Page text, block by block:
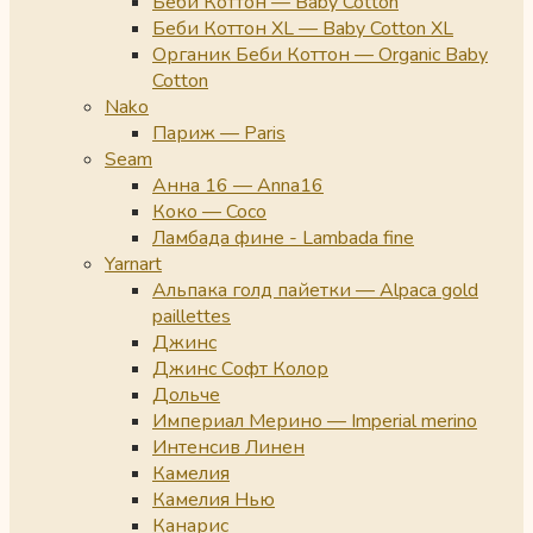
Беби Коттон XL — Baby Cotton XL
Органик Беби Коттон — Organic Baby
Cotton
Nako
Париж — Paris
Seam
Анна 16 — Anna16
Коко — Coco
Ламбада фине - Lambada fine
Yarnart
Альпака голд пайетки — Alpaca gold
paillettes
Джинс
Джинс Софт Колор
Дольче
Империал Мерино — Imperial merino
Интенсив Линен
Камелия
Камелия Нью
Канарис